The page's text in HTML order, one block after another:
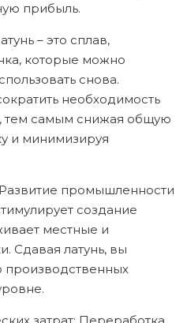
прибыль.
– это сплав,
которые можно
снова.
необходимость
тем самым снижая общую
и минимизируя
промышленности
создание
местные и
Сдавая латунь, вы
производственных